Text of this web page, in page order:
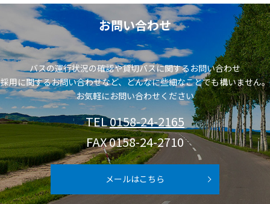
お問い合わせ
バスの運行状況の確認や貸切バスに関するお問い合わせ
採用に関するお問い合わせなど、どんなに些細なことでも構いません。
お気軽にお問い合わせください
TEL0158-24-2165
FAX 0158-24-2710
メールはこちら